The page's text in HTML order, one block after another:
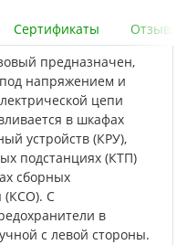
Сертификаты
Отзывы
предназначен,
напряжением и
цепи
в шкафах
устройств (КРУ),
подстанциях (КТП)
сборных
(КСО). С
в
с левой стороны.